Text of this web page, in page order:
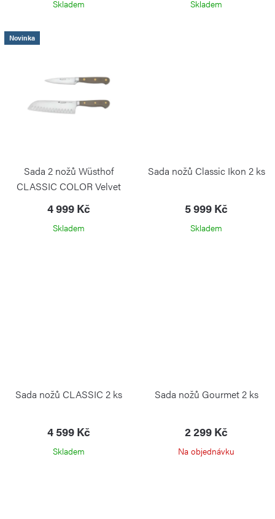
Skladem Skladem
Novinka
Sada 2 nožů Wüsthof
CLASSIC COLOR Velvet
Oyster Santoku a na zeleninu
PS
4 999 Kč
Skladem
Sada nožů Classic Ikon 2 ks
5 999 Kč
Skladem
Sada nožů CLASSIC 2 ks
4 599 Kč
Skladem
Sada nožů Gourmet 2 ks
2 299 Kč
Na objednávku